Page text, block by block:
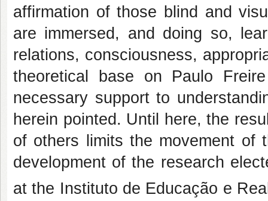
affirmation of those blind and
are immersed, and doing so,
relations, consciousness,
theoretical base on Paulo
necessary support to
herein pointed. Until here, the
of others limits the movement of
development of the research
at the Instituto de Educação e